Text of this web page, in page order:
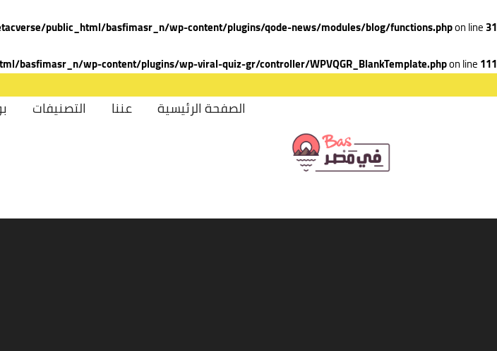
public_html/basfimasr_n/wp-content/plugins/qode-news/modules/blog/functions.phpon line31
basfimasr_n/wp-content/plugins/wp-viral-quiz-gr/controller/WPVQGR_BlankTemplate.phpon line111
الصفحة الرئيسية عننا التصنيفات